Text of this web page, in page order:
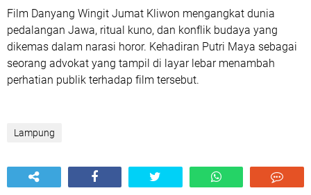
Film Danyang Wingit Jumat Kliwon mengangkat dunia
pedalangan Jawa, ritual kuno, dan konflik budaya yang
dikemas dalam narasi horor. Kehadiran Putri Maya sebagai
seorang advokat yang tampil di layar lebar menambah
perhatian publik terhadap film tersebut.
Lampung